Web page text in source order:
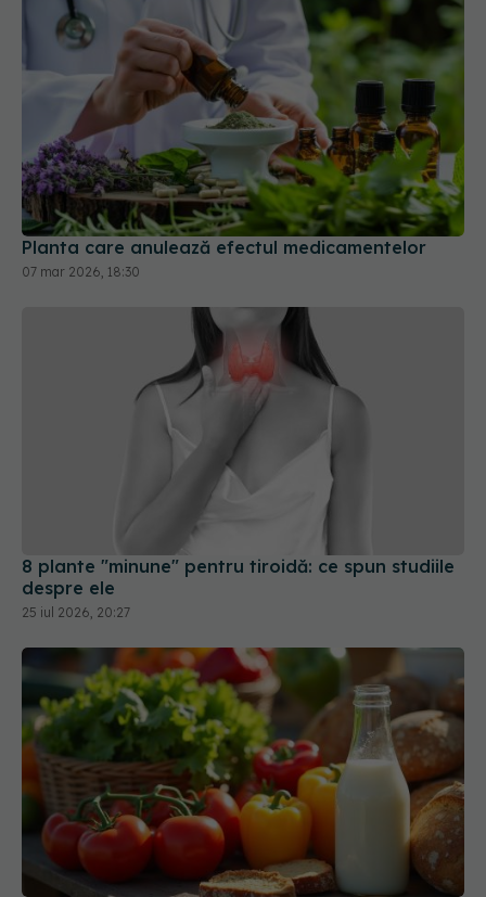
Planta care anulează efectul medicamentelor
07 mar 2026, 18:30
8 plante "minune" pentru tiroidă: ce spun studiile
despre ele
25 iul 2026, 20:27